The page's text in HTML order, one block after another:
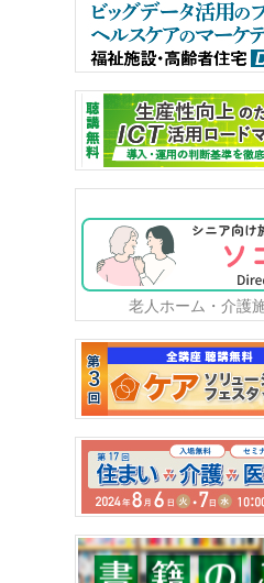
老人ホーム・介護